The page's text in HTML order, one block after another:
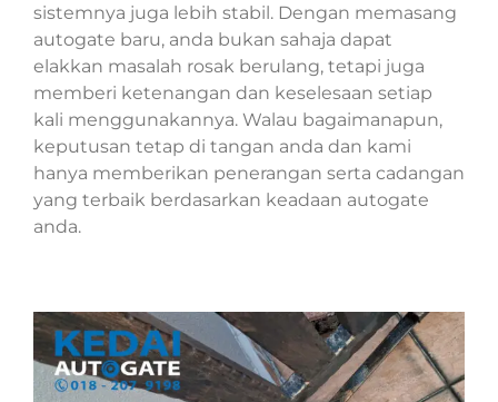
sistemnya juga lebih stabil. Dengan memasang
autogate baru, anda bukan sahaja dapat
elakkan masalah rosak berulang, tetapi juga
memberi ketenangan dan keselesaan setiap
kali menggunakannya. Walau bagaimanapun,
keputusan tetap di tangan anda dan kami
hanya memberikan penerangan serta cadangan
yang terbaik berdasarkan keadaan autogate
anda.